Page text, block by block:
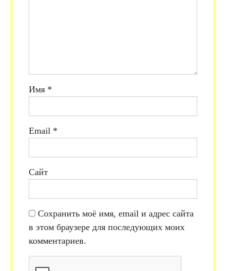
Имя *
Email *
Сайт
Сохранить моё имя, email и адрес сайта
в этом браузере для последующих моих
комментариев.